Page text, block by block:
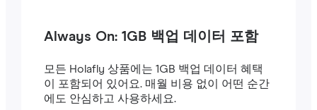
Always On: 1GB 백업 데이터 포함
모든 Holafly 상품에는 1GB 백업 데이터 혜택
이 포함되어 있어요. 매월 비용 없이 어떤 순간
에도 안심하고 사용하세요.